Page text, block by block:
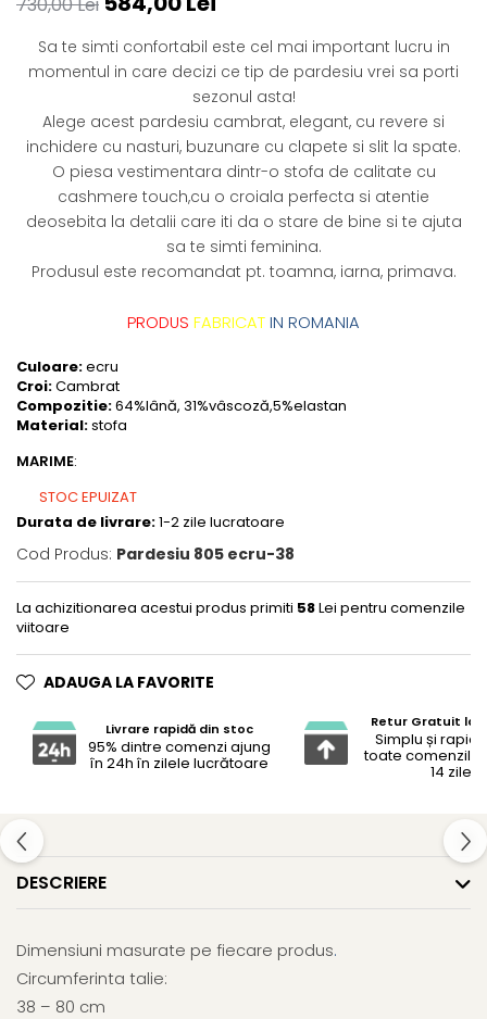
Sa te simti confortabil este cel mai important lucru in
momentul in care decizi ce tip de pardesiu vrei sa porti
sezonul asta!
Alege acest pardesiu cambrat, elegant, cu revere si
inchidere cu nasturi, buzunare cu clapete si slit la spate.
O piesa vestimentara dintr-o stofa de calitate cu
cashmere touch,cu o croiala perfecta si atentie
deosebita la detalii care iti da o stare de bine si te ajuta
sa te simti feminina.
Produsul este recomandat pt. toamna, iarna, primava.
PRODUS FABRICAT IN ROMANIA
Culoare:ecru
Croi:Cambrat
Compozitie:64%lână, 31%vâscoză,5%elastan
Material:stofa
MARIME:
STOC EPUIZAT
Durata de livrare:1-2 zile lucratoare
Cod Produs: Pardesiu 805 ecru-38
La achizitionarea acestui produs primiti 58Lei pentru comenzile
viitoare
ADAUGA LA FAVORITE
Livrare rapidă din stoc
95% dintre comenzi ajung
în 24h în zilele lucrătoare
Retur Gratuit la
Simplu și rapid
toate comenzile
14 zile
DESCRIERE
Dimensiuni masurate pe fiecare produs.
Circumferinta talie:
38 – 80 cm